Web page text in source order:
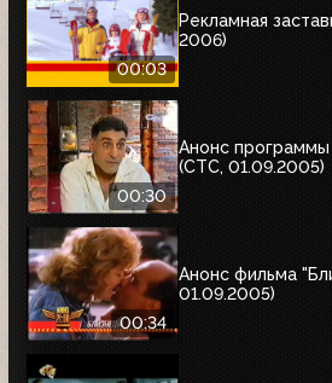
00:03
Рекламная
2006)
00:30
Анонс программы
(СТС, 01.09.2005)
00:34
Анонс фильма
01.09.2005)